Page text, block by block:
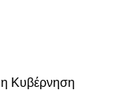
Κυβέρνηση